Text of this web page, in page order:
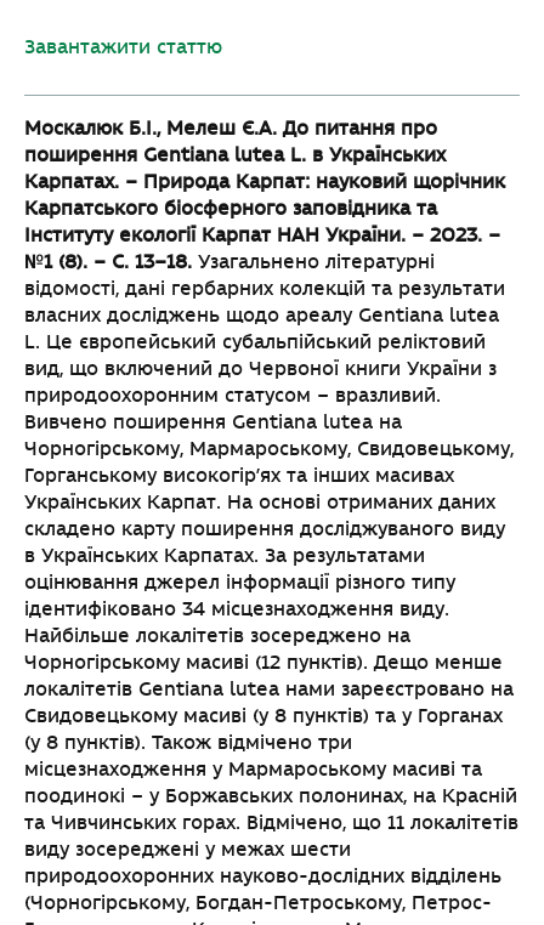
Завантажити статтю
Москалюк Б.І., Мелеш Є.А. До питання про
поширення Gentiana lutea L. в Українських
Карпатах. – Природа Карпат: науковий щорічник
Карпатського біосферного заповідника та
Інституту екології Карпат НАН України. – 2023. –
№1 (8). – С. 13–18. Узагальнено літературні
відомості, дані гербарних колекцій та результати
власних досліджень щодо ареалу Gentiana lutea
L. Це європейський субальпійський реліктовий
вид, що включений до Червоної книги України з
природоохоронним статусом – вразливий.
Вивчено поширення Gentiana lutea на
Чорногірському, Мармароському, Свидовецькому,
Горганському високогір’ях та інших масивах
Українських Карпат. На основі отриманих даних
складено карту поширення досліджуваного виду
в Українських Карпатах. За результатами
оцінювання джерел інформації різного типу
ідентифіковано 34 місцезнаходження виду.
Найбільше локалітетів зосереджено на
Чорногірському масиві (12 пунктів). Дещо менше
локалітетів Gentiana lutea нами зареєстровано на
Свидовецькому масиві (у 8 пунктів) та у Горганах
(у 8 пунктів). Також відмічено три
місцезнаходження у Мармароському масиві та
поодинокі – у Боржавських полонинах, на Красній
та Чивчинських горах. Відмічено, що 11 локалітетів
виду зосереджені у межах шести
природоохоронних науково-дослідних відділень
(Чорногірському, Богдан-Петроському, Петрос-